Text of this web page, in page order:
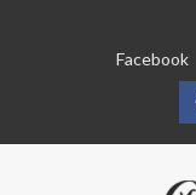
Facebook